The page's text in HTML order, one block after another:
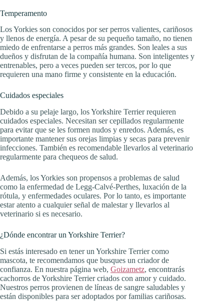
Temperamento
Los Yorkies son conocidos por ser perros valientes, cariñosos
y llenos de energía. A pesar de su pequeño tamaño, no tienen
miedo de enfrentarse a perros más grandes. Son leales a sus
dueños y disfrutan de la compañía humana. Son inteligentes y
entrenables, pero a veces pueden ser tercos, por lo que
requieren una mano firme y consistente en la educación.
Cuidados especiales
Debido a su pelaje largo, los Yorkshire Terrier requieren
cuidados especiales. Necesitan ser cepillados regularmente
para evitar que se les formen nudos y enredos. Además, es
importante mantener sus orejas limpias y secas para prevenir
infecciones. También es recomendable llevarlos al veterinario
regularmente para chequeos de salud.
Además, los Yorkies son propensos a problemas de salud
como la enfermedad de Legg-Calvé-Perthes, luxación de la
rótula, y enfermedades oculares. Por lo tanto, es importante
estar atento a cualquier señal de malestar y llevarlos al
veterinario si es necesario.
¿Dónde encontrar un Yorkshire Terrier?
Si estás interesado en tener un Yorkshire Terrier como
mascota, te recomendamos que busques un criador de
confianza. En nuestra página web, Goizametz, encontrarás
cachorros de Yorkshire Terrier criados con amor y cuidado.
Nuestros perros provienen de líneas de sangre saludables y
están disponibles para ser adoptados por familias cariñosas.